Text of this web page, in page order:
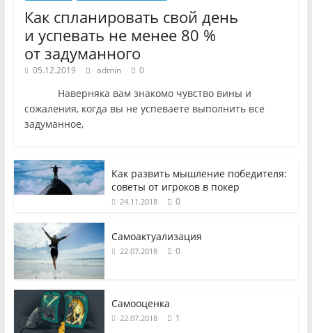
Как спланировать свой день
и успевать не менее 80 %
от задуманного
05.12.2019 admin 0
Наверняка вам знакомо чувство вины и
сожаления, когда вы не успеваете выполнить все
задуманное,
Как развить мышление победителя:
советы от игроков в покер
24.11.2018 0
Самоактуализация
22.07.2018 0
Самооценка
22.07.2018 1